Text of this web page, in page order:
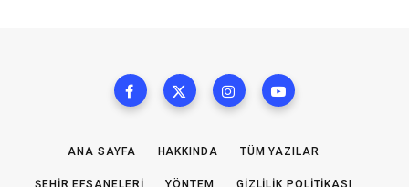
ANA SAYFA HAKKINDA TÜM YAZILAR
ŞEHIR EFSANELERI YÖNTEM GIZLILIK POLITIKASI